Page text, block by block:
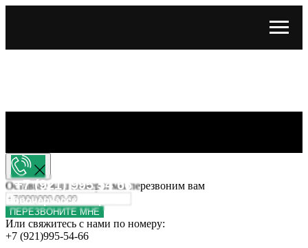
vterrasa@yandex.ru
+7 (921) 995 54 66
Новочеркасский пр. 52В
Оставьте ваш номер и мы перезвоним вам
ПЕРЕЗВОНИТЕ МНЕ
Или свяжитесь с нами по номеру:
+7 (921)995-54-66